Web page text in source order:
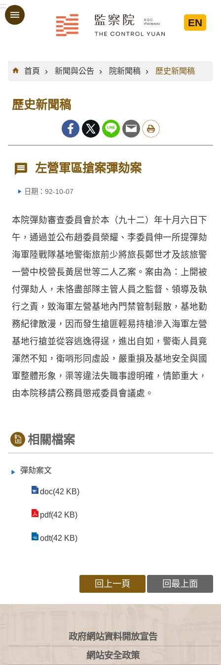
跳到主要內容區塊
:::
EN
:::
首頁
新聞與公告 院新聞稿 歷史新聞稿
歷史新聞稿
左營軍區搶案彈劾案
日期：92-10-07
本院彈劾審查委員會於本（九十二）年十月六日下
午，通過並公布趙委員榮耀、李委員伸一所提彈劾
海軍陸戰隊基地警衛旅前少將旅長鄭世才及該旅警
一營中校營長黃居世等二人乙案。案由為：上開被
付彈劾人，未恪盡部隊主管人員之監督、領導及執
行之責，致海軍左營基地內門禁管制鬆散，基地勤
務紀律散漫，因而發生搶匪輕易持槍滲入海軍左營
基地行搶並從容逃逸得逞，進出自如，警衛人員竟
渾然不知，衛哨形同虛設，嚴重損及基地安全與國
軍整體形象，渠等違法失職事證明確，情節重大，
由本院移請公務員懲戒委員會議處。
相關檔案
彈劾案文
doc(42 KB)
pdf(42 KB)
odt(42 KB)
回上一頁 回最上面
:::
政府網站資料開放宣告
網站安全政策